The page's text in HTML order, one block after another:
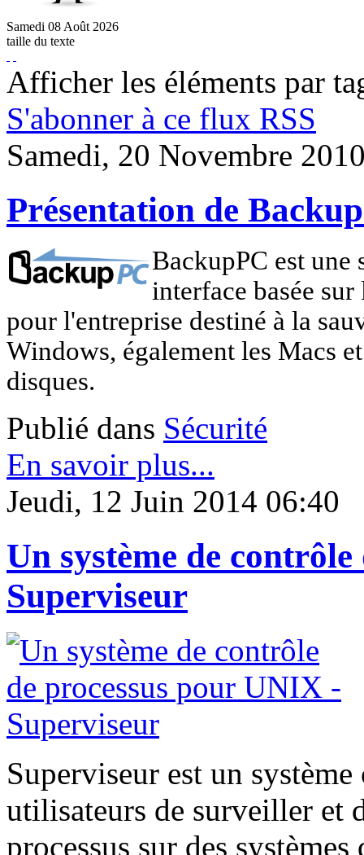
Samedi 08 Août 2026
taille du texte
Afficher les éléments par
S'abonner à ce flux RSS
Samedi, 20 Novembre
Présentation de
BackupPC est une
interface basée
pour l'entreprise destiné à la
Windows, également les Macs
disques.
Publié dans Sécurité
En savoir plus...
Jeudi, 12 Juin 2014 06:40
Un système de
Superviseur
Superviseur est un
utilisateurs de surveiller et
processus sur des